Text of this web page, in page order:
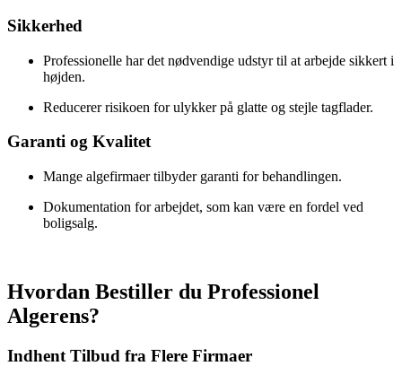
Sikkerhed
Professionelle har det nødvendige udstyr til at arbejde sikkert i
højden.
Reducerer risikoen for ulykker på glatte og stejle tagflader.
Garanti og Kvalitet
Mange algefirmaer tilbyder garanti for behandlingen.
Dokumentation for arbejdet, som kan være en fordel ved
boligsalg.
Hvordan Bestiller du Professionel
Algerens?
Indhent Tilbud fra Flere Firmaer